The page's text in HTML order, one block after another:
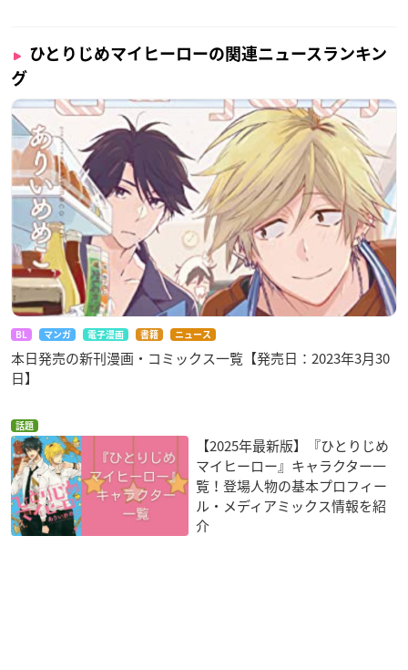
ひとりじめマイヒーローの関連ニュースランキン
グ
BL マンガ 電子漫画 書籍 ニュース
本日発売の新刊漫画・コミックス一覧【発売日：2023年3月30
日】
話題
【2025年最新版】『ひとりじめ
マイヒーロー』キャラクター一
覧！登場人物の基本プロフィー
ル・メディアミックス情報を紹
介